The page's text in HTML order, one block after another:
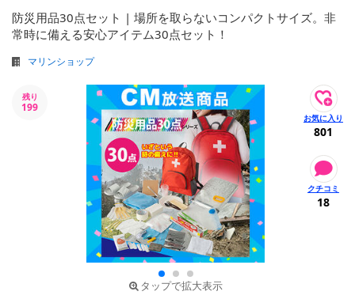
防災用品30点セット | 場所を取らないコンパクトサイズ。非
常時に備える安心アイテム30点セット！
マリンショップ
残り
199
タップで拡大表示
801
18